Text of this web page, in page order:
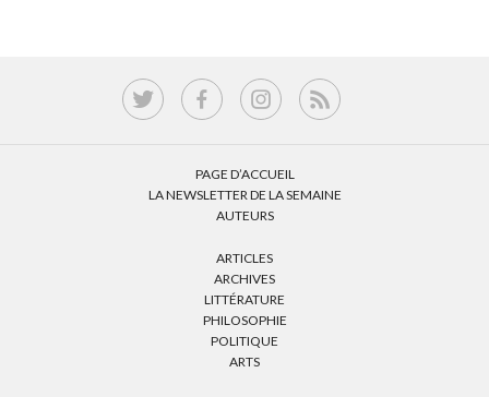
PAGE D’ACCUEIL
LA NEWSLETTER DE LA SEMAINE
AUTEURS
ARTICLES
ARCHIVES
LITTÉRATURE
PHILOSOPHIE
POLITIQUE
ARTS